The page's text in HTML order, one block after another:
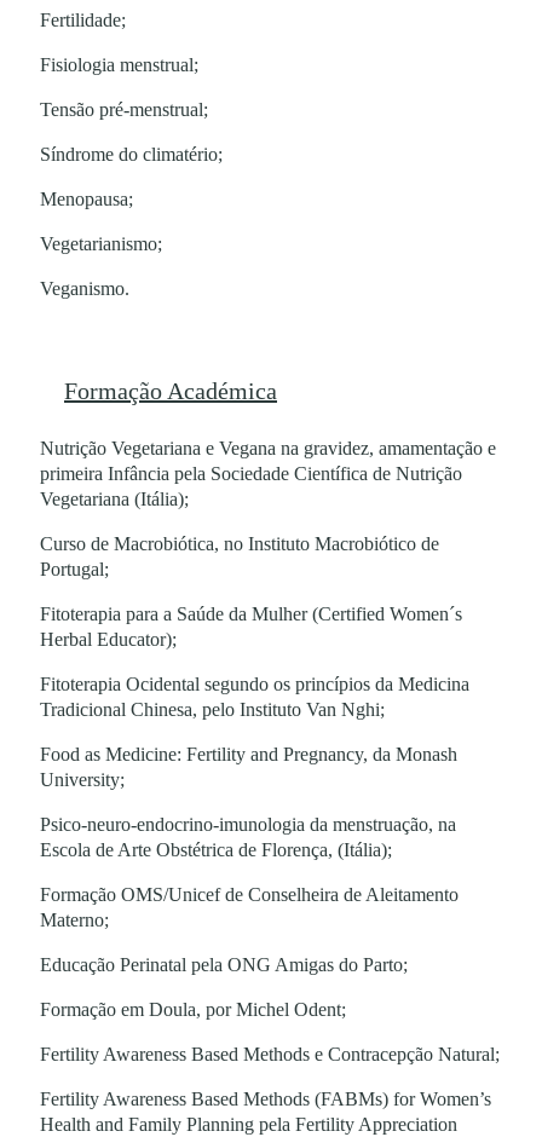
Fertilidade;
Fisiologia menstrual;
Tensão pré-menstrual;
Síndrome do climatério;
Menopausa;
Vegetarianismo;
Veganismo.
Formação Académica
Nutrição Vegetariana e Vegana na gravidez, amamentação e
primeira Infância pela Sociedade Científica de Nutrição
Vegetariana (Itália);
Curso de Macrobiótica, no Instituto Macrobiótico de
Portugal;
Fitoterapia para a Saúde da Mulher (Certified Women´s
Herbal Educator);
Fitoterapia Ocidental segundo os princípios da Medicina
Tradicional Chinesa, pelo Instituto Van Nghi;
Food as Medicine: Fertility and Pregnancy, da Monash
University;
Psico-neuro-endocrino-imunologia da menstruação, na
Escola de Arte Obstétrica de Florença, (Itália);
Formação OMS/Unicef de Conselheira de Aleitamento
Materno;
Educação Perinatal pela ONG Amigas do Parto;
Formação em Doula, por Michel Odent;
Fertility Awareness Based Methods e Contracepção Natural;
Fertility Awareness Based Methods (FABMs) for Women’s
Health and Family Planning pela Fertility Appreciation